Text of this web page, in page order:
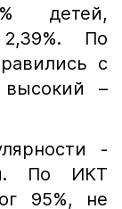
детей,
2,39%. По
с
высокий –
-
По ИКТ
95%, не